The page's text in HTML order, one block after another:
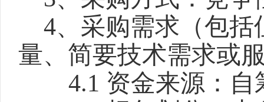
4、采购需求（包
量、简要技术需求或
4.1 资金来源：自